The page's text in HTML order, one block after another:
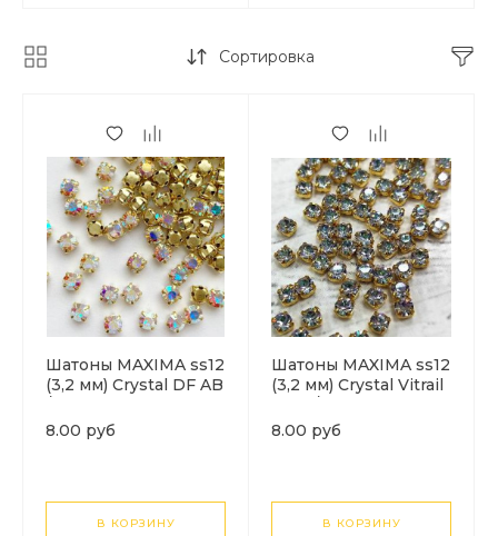
Сортировка
Шатоны MAXIMA ss12
(3,2 мм) Crystal DF AB
8.00 руб
В КОРЗИНУ
Шатоны MAXIMA ss12
(3,2 мм) Crystal Vitrail
8.00 руб
В КОРЗИНУ